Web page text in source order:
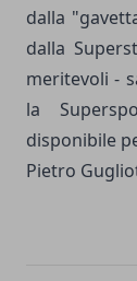
dalla
dalla
meritevoli -
la
disponibile
Pietro